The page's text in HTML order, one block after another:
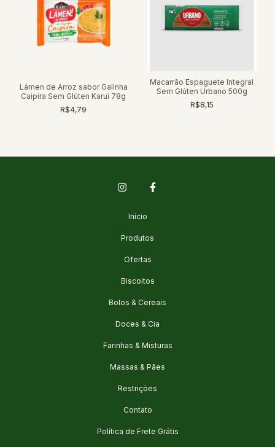
Lámen de Arroz sabor Galinha
Caipira Sem Glúten Karui 78g
R$4,79
Macarrão Espaguete Integral
Sem Glúten Urbano 500g
R$8,15
Início
Produtos
Ofertas
Biscoitos
Bolos & Cereais
Doces & Cia
Farinhas & Misturas
Massas & Pães
Restrições
Contato
Política de Frete Grátis